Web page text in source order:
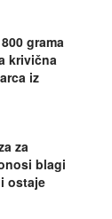
grama
krivična
iz
za
blagi
ostaje